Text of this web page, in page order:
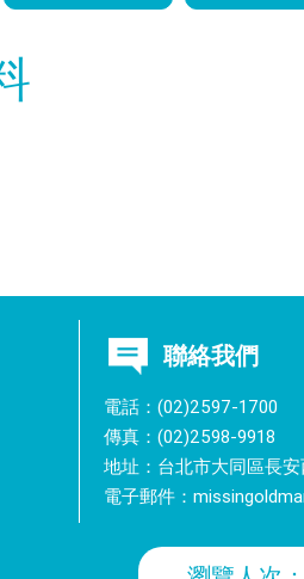
聯絡我們
電話：(02)2597-1700
傳真：(02)2598-9918
地址：台北市大同區長
電子郵件：